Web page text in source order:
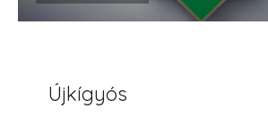
Újkígyós